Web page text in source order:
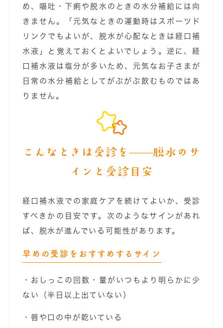
め、嘔吐・下痢や脱水のときの水分補給には向
きません。「元気なときの運動時はスポーツド
リンクでもよいが、脱水が心配なときは経口補
水液」と覚えておくとよいでしょう。逆に、経
口補水液は塩分が多いため、元気なお子さまが
日常の水分補給としてがぶがぶ飲むものではあ
りません。
こんなときは受診を――脱水のサ
インと受診目安
経口補水液での家庭ケアを続けてよいか、受診
すべきかの目安です。次のようなサインがあれ
ば、脱水が進んでいる可能性があります。
早めの受診をおすすめするサイン
・おしっこの回数・量がいつもより明らかに少
ない（半日以上出ていない）
・唇や口の中が乾いている